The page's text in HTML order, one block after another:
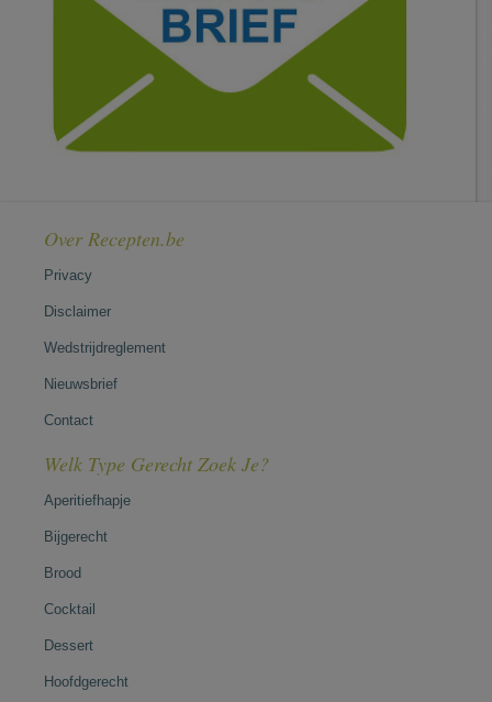
Over Recepten.be
Privacy
Disclaimer
Wedstrijdreglement
Nieuwsbrief
Contact
Welk Type Gerecht Zoek Je?
Aperitiefhapje
Bijgerecht
Brood
Cocktail
Dessert
Hoofdgerecht